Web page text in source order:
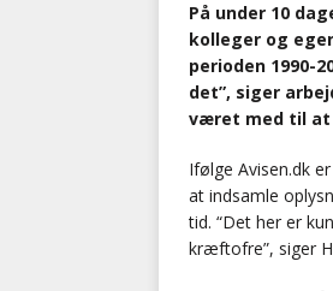
På under 10
kolleger og
perioden 1990-
det”, siger
været med til
Ifølge Avisen.dk
at indsamle
tid. “Det her er
kræftofre”, siger